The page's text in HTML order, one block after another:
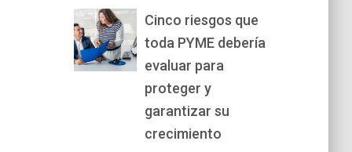
Cinco riesgos que
toda PYME debería
evaluar para
proteger y
garantizar su
crecimiento